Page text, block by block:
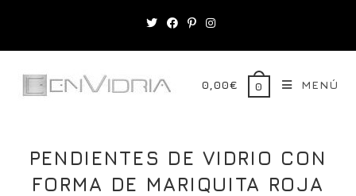
contenido
0,00€ 0 MENÚ
PENDIENTES DE VIDRIO CON
FORMA DE MARIQUITA ROJA